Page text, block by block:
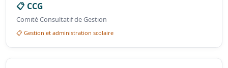
📋 CCG
Comité Consultatif de Gestion
📋 Gestion et administration scolaire